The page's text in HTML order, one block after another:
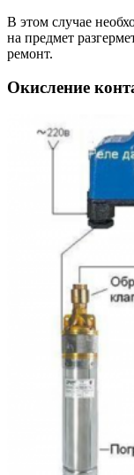
В этом случае
на предмет
ремонт.
Окисление